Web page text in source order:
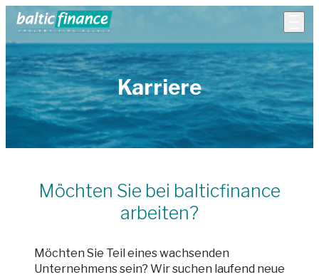
Karriere
Möchten Sie bei balticfinance
arbeiten?
Möchten Sie Teil eines wachsenden
Unternehmens sein? Wir suchen laufend neue